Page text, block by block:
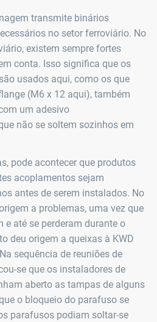
transmite binários
no setor ferroviário. No
existem sempre fortes
conta. Isso significa que os
usados aqui, como os que
(M6 x 12 aqui), também
um adesivo
não se soltem sozinhos em
pode acontecer que produtos
acoplamentos sejam
antes de serem instalados. No
a problemas, uma vez que
até se perderam durante o
deu origem a queixas à KWD
sequência de reuniões de
se que os instaladores de
aberto as tampas de alguns
o bloqueio do parafuso se
parafusos podiam soltar-se